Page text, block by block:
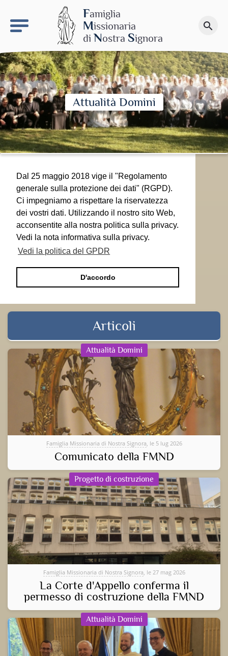
Famiglia
Missionaria
diNostra Signora
search
Fai una donazione
Attualità Domini
Dal 25 maggio 2018 vige il "Regolamento
generale sulla protezione dei dati" (RGPD).
Ci impegniamo a rispettare la riservatezza
dei vostri dati. Utilizzando il nostro sito Web,
acconsentite alla nostra politica sulla privacy.
Vedi la nota informativa sulla privacy.
Vedi la politica del GPDR
D'accordo
Articoli
Attualità Domini
Famiglia Missionaria di Nostra Signora, le 5 lug 2026
Comunicato della FMND
Progetto di costruzione
Famiglia Missionaria di Nostra Signora, le 27 mag 2026
La Corte d'Appello conferma il
permesso di costruzione della FMND
Attualità Domini